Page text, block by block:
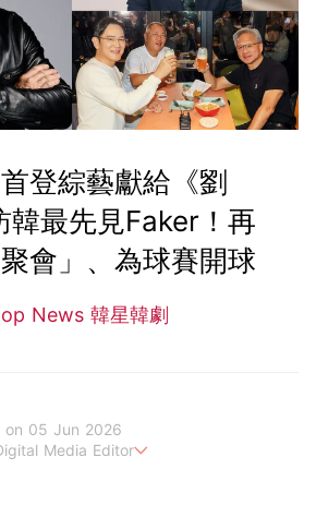
登綜藝獻給《劉
韓最先見Faker！再
會」、為球賽開球
News 韓星韓劇
on 05 Jun 2026
Media Editor